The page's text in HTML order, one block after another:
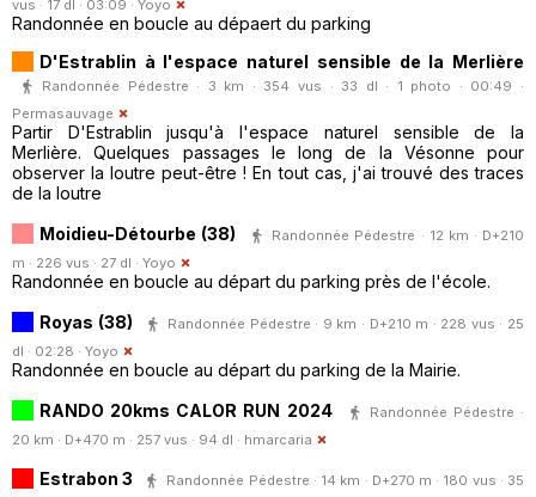
vus · 17 dl · 03:09 · Yoyo
Randonnée en boucle au dépaert du parking
D'Estrablin à l'espace naturel sensible de la Merlière
Randonnée Pédestre · 3 km · 354 vus · 33 dl · 1 photo · 00:49 ·
Permasauvage
Partir D'Estrablin jusqu'à l'espace naturel sensible de la
Merlière. Quelques passages le long de la Vésonne pour
observer la loutre peut-être ! En tout cas, j'ai trouvé des traces
de la loutre
Moidieu-Détourbe (38)
Randonnée Pédestre · 12 km · D+210
m · 226 vus · 27 dl · Yoyo
Randonnée en boucle au départ du parking près de l'école.
Royas (38)
Randonnée Pédestre · 9 km · D+210 m · 228 vus · 25
dl · 02:28 · Yoyo
Randonnée en boucle au départ du parking de la Mairie.
RANDO 20kms CALOR RUN 2024
Randonnée Pédestre ·
20 km · D+470 m · 257 vus · 94 dl · hmarcaria
Estrabon 3
Randonnée Pédestre · 14 km · D+270 m · 180 vus · 35